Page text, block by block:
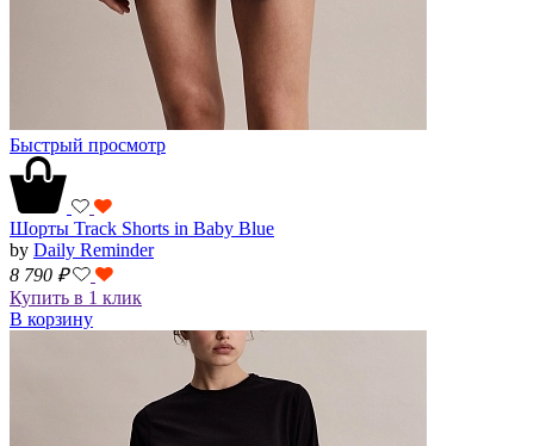
Быстрый просмотр
Шорты Track Shorts in Baby Blue
by Daily Reminder
8 790 ₽
Купить в 1 клик
В корзину